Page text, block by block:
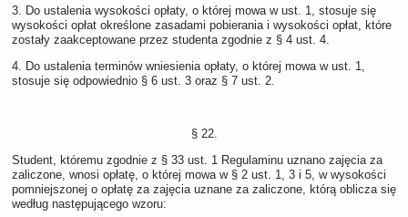
3. Do ustalenia wysokości opłaty, o której mowa w ust. 1, stosuje się
wysokości opłat określone zasadami pobierania i wysokości opłat, które
zostały zaakceptowane przez studenta zgodnie z § 4 ust. 4.
4. Do ustalenia terminów wniesienia opłaty, o której mowa w ust. 1,
stosuje się odpowiednio § 6 ust. 3 oraz § 7 ust. 2.
§ 22.
Student, któremu zgodnie z § 33 ust. 1 Regulaminu uznano zajęcia za
zaliczone, wnosi opłatę, o której mowa w § 2 ust. 1, 3 i 5, w wysokości
pomniejszonej o opłatę za zajęcia uznane za zaliczone, którą oblicza się
według następującego wzoru: